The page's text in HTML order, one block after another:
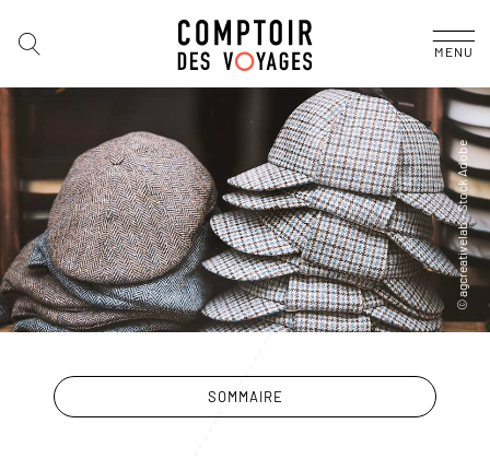
MENU
SOMMAIRE